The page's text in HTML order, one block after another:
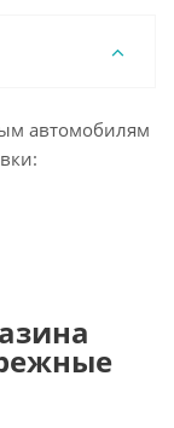
автомобилям